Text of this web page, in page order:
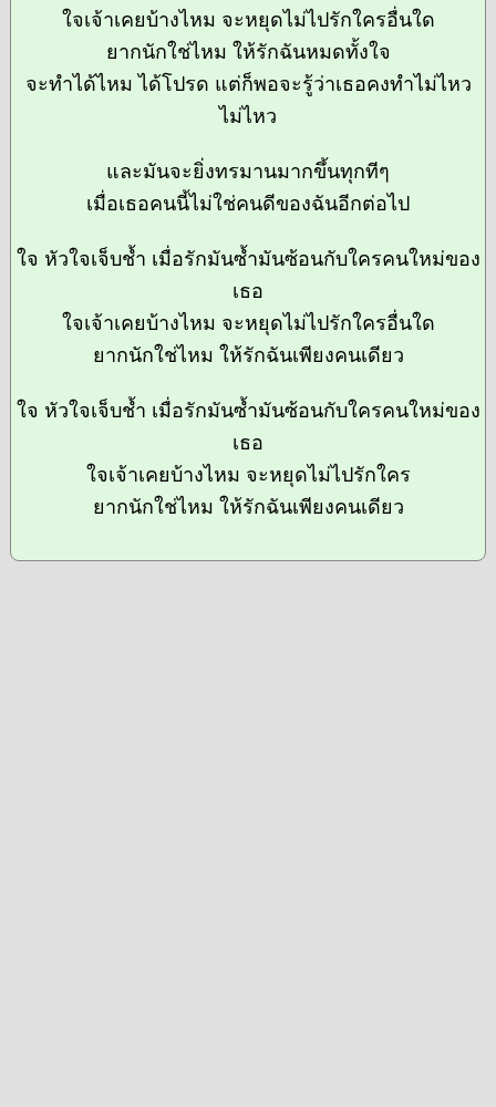
ใจเจ้าเคยบ้างไหม จะหยุดไม่ไปรักใครอื่นใด
ยากนักใช่ไหม ให้รักฉันหมดทั้งใจ
จะทำได้ไหม ได้โปรด แต่ก็พอจะรู้ว่าเธอคงทำไม่ไหว
ไม่ไหว
และมันจะยิ่งทรมานมากขึ้นทุกทีๆ
เมื่อเธอคนนี้ไม่ใช่คนดีของฉันอีกต่อไป
ใจ หัวใจเจ็บช้ำ เมื่อรักมันซ้ำมันซ้อนกับใครคนใหม่ของ
เธอ
ใจเจ้าเคยบ้างไหม จะหยุดไม่ไปรักใครอื่นใด
ยากนักใช่ไหม ให้รักฉันเพียงคนเดียว
ใจ หัวใจเจ็บช้ำ เมื่อรักมันซ้ำมันซ้อนกับใครคนใหม่ของ
เธอ
ใจเจ้าเคยบ้างไหม จะหยุดไม่ไปรักใคร
ยากนักใช่ไหม ให้รักฉันเพียงคนเดียว